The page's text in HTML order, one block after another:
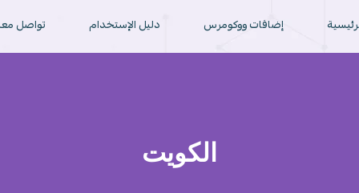
إضافات ووكومرس دليل الإستخدام تواصل
الكويت